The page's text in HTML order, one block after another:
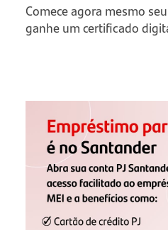
Comece agora mesmo
ganhe um certificado